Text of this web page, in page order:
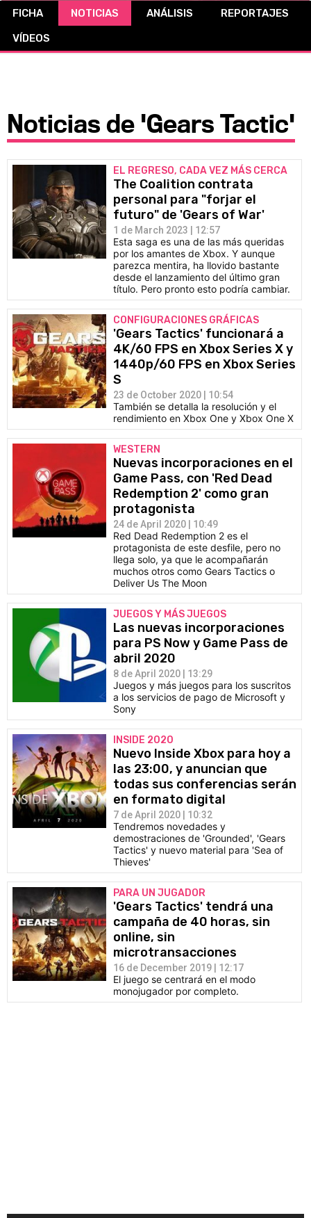
CÓMICS
FICHA NOTICIAS ANÁLISIS
REPORTAJES
VÍDEOS
Noticias de 'Gears Tactic'
EL REGRESO, CADA VEZ MÁS CERCA
The Coalition contrata
personal para "forjar el
futuro" de 'Gears of War'
1 de March 2023 | 12:57
Esta saga es una de las más queridas
por los amantes de Xbox. Y aunque
parezca mentira, ha llovido bastante
desde el lanzamiento del último gran
título. Pero pronto esto podría cambiar.
CONFIGURACIONES GRÁFICAS
'Gears Tactics' funcionará a
4K/60 FPS en Xbox Series X y
1440p/60 FPS en Xbox Series
S
23 de October 2020 | 10:54
También se detalla la resolución y el
rendimiento en Xbox One y Xbox One X
WESTERN
Nuevas incorporaciones en el
Game Pass, con 'Red Dead
Redemption 2' como gran
protagonista
24 de April 2020 | 10:49
Red Dead Redemption 2 es el
protagonista de este desfile, pero no
llega solo, ya que le acompañarán
muchos otros como Gears Tactics o
Deliver Us The Moon
JUEGOS Y MÁS JUEGOS
Las nuevas incorporaciones
para PS Now y Game Pass de
abril 2020
8 de April 2020 | 13:29
Juegos y más juegos para los suscritos
a los servicios de pago de Microsoft y
Sony
INSIDE 2020
Nuevo Inside Xbox para hoy a
las 23:00, y anuncian que
todas sus conferencias serán
en formato digital
7 de April 2020 | 10:32
Tendremos novedades y
demostraciones de 'Grounded', 'Gears
Tactics' y nuevo material para 'Sea of
Thieves'
PARA UN JUGADOR
'Gears Tactics' tendrá una
campaña de 40 horas, sin
online, sin
microtransacciones
16 de December 2019 | 12:17
El juego se centrará en el modo
monojugador por completo.